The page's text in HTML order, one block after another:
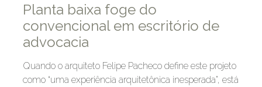
Planta baixa foge do
convencional em escritório de
advocacia
Quando o arquiteto Felipe Pacheco define este projeto
como “uma experiência arquitetônica inesperada”, está